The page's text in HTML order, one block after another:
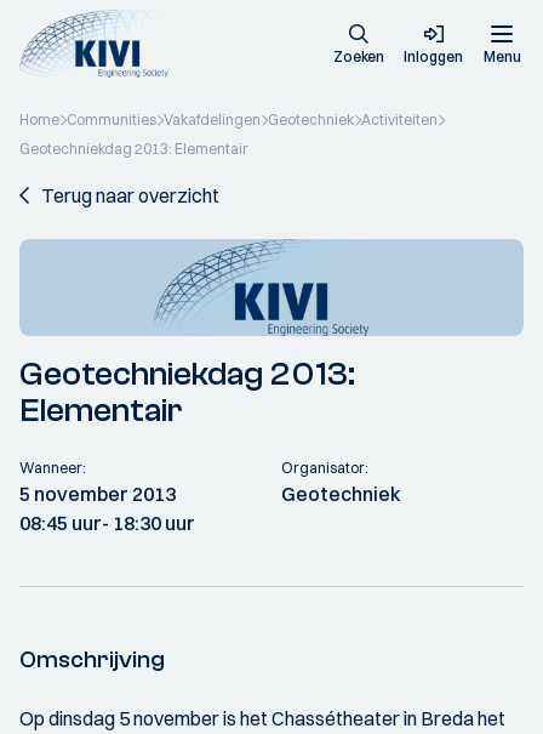
Zoeken Inloggen Menu
Home Communities Vakafdelingen Geotechniek Activiteiten
Geotechniekdag 2013: Elementair
Terug naar overzicht
Geotechniekdag 2013:
Elementair
Wanneer:
5 november 2013
08:45 uur- 18:30 uur
Organisator:
Geotechniek
Omschrijving
Op dinsdag 5 november is het Chassétheater in Breda het